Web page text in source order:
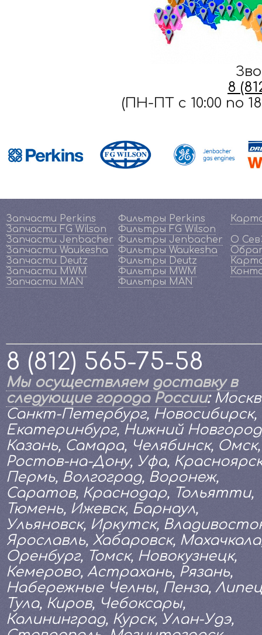
8
(ПН-ПТ c 10:00 по
Запчасти Perkins
Запчасти FG Wilson
Запчасти Jenbacher
Запчасти Waukesha
Запчасти Deutz
Запчасти MWM
Запчасти MAN
Фильтры Perkins
Фильтры FG Wilson
Фильтры Jenbacher
Фильтры Waukesha
Фильтры Deutz
Фильтры MWM
Фильтры MAN
О
8 (812) 565-75-58
Мы осуществляем доставку в
следующие города России:
Санкт-Петербург, Новосибирск,
Екатеринбург, Нижний
Казань, Самара, Челябинск, Омск,
Ростов-на-Дону, Уфа,
Пермь, Волгоград, Воронеж,
Саратов, Краснодар, Тольятти,
Тюмень, Ижевск, Барнаул,
Ульяновск, Иркутск,
Ярославль, Хабаровск,
Оренбург, Томск, Новокузнецк,
Кемерово, Астрахань, Рязань,
Набережные Челны, Пенза,
Тула, Киров, Чебоксары,
Калининград, Курск, Улан-Удэ,